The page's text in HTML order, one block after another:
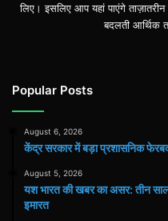
लिए। इसलिए आप यहां पाएंगे
बदलती आर्थिक
Popular Posts
August 6, 2026
केंद्र सरकार में बड़ा प्रशासनिक
August 5, 2026
यश भारत की खबर का असर: तीन
इमारत